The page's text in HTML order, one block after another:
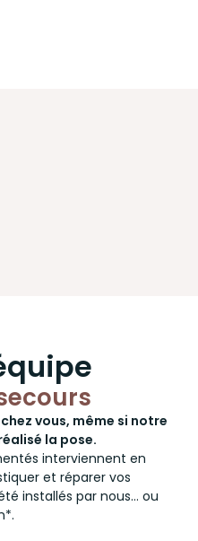
vous, même si notre
la pose.
interviennent en
et réparer vos
installés par nous… ou